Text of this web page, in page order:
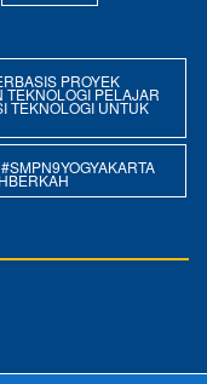
PROYEK
TEKNOLOGI PELAJAR
TEKNOLOGI UNTUK